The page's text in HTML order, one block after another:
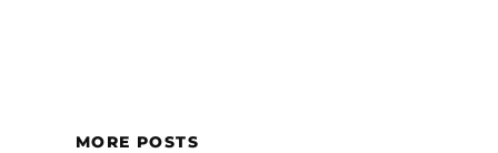
MORE POSTS